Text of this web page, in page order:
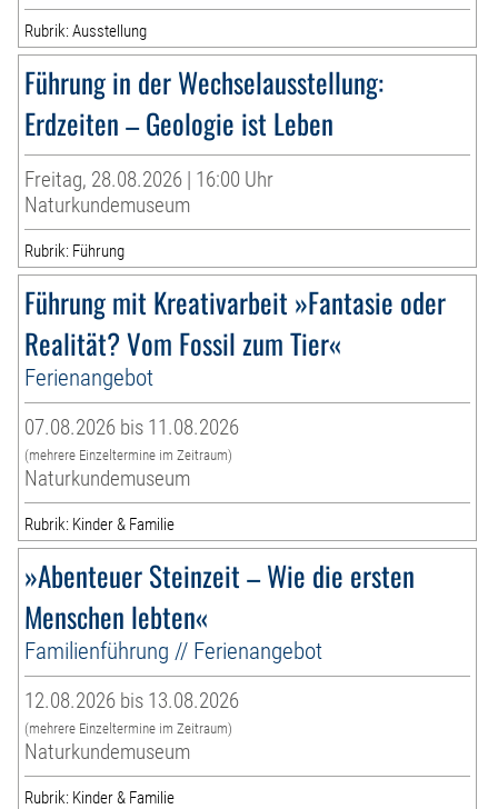
Rubrik: Ausstellung
Führung in der Wechselausstellung:
Erdzeiten – Geologie ist Leben
Freitag, 28.08.2026 | 16:00 Uhr
Naturkundemuseum
Rubrik: Führung
Führung mit Kreativarbeit »Fantasie oder
Realität? Vom Fossil zum Tier«
Ferienangebot
07.08.2026 bis 11.08.2026
(mehrere Einzeltermine im Zeitraum)
Naturkundemuseum
Rubrik: Kinder & Familie
»Abenteuer Steinzeit – Wie die ersten
Menschen lebten«
Familienführung // Ferienangebot
12.08.2026 bis 13.08.2026
(mehrere Einzeltermine im Zeitraum)
Naturkundemuseum
Rubrik: Kinder & Familie